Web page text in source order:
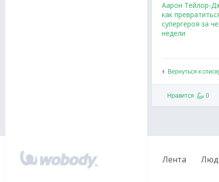
Аарон Тейлор-
как
супергероя за
недели
Вернуться к
Нравится 0
Лента